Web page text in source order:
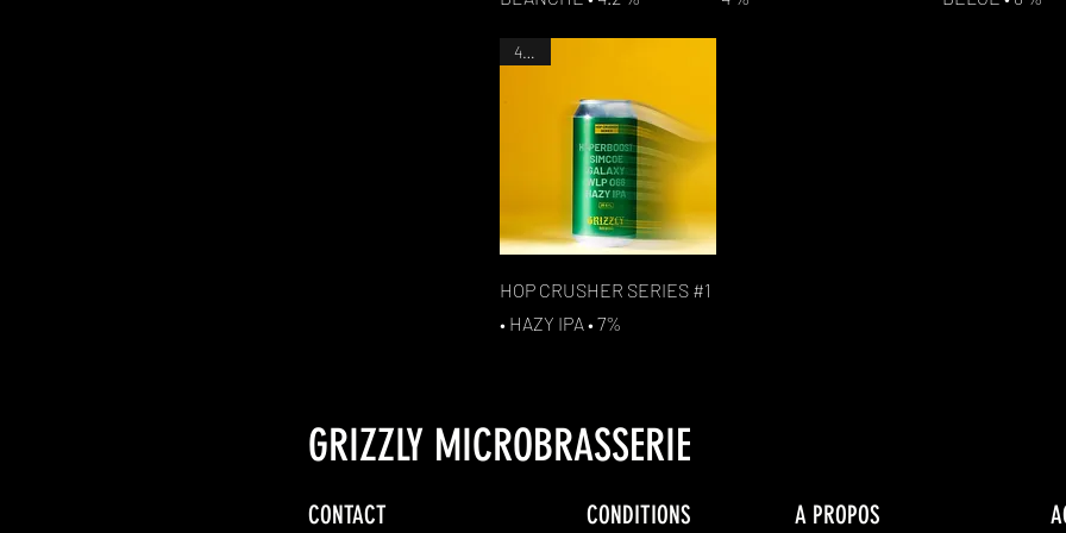
Aperçu rapide
44CL
HOP CRUSHER SERIES #1
• HAZY IPA • 7%
GRIZZLY MICROBRASSERIE
CONTACT CONDITIONS A PROPOS